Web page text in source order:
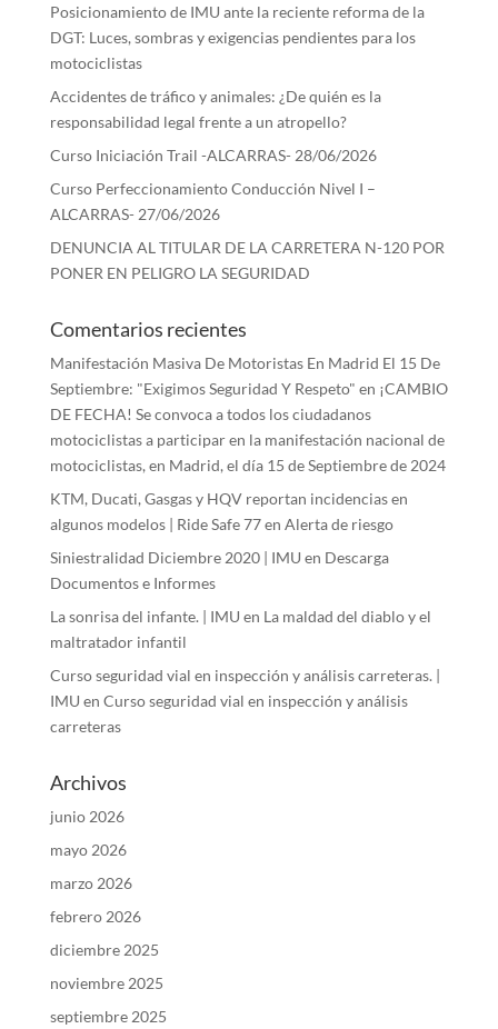
Posicionamiento de IMU ante la reciente reforma de la
DGT: Luces, sombras y exigencias pendientes para los
motociclistas
Accidentes de tráfico y animales: ¿De quién es la
responsabilidad legal frente a un atropello?
Curso Iniciación Trail -ALCARRAS- 28/06/2026
Curso Perfeccionamiento Conducción Nivel I –
ALCARRAS- 27/06/2026
DENUNCIA AL TITULAR DE LA CARRETERA N-120 POR
PONER EN PELIGRO LA SEGURIDAD
Comentarios recientes
Manifestación Masiva De Motoristas En Madrid El 15 De
Septiembre: "Exigimos Seguridad Y Respeto" en ¡CAMBIO
DE FECHA! Se convoca a todos los ciudadanos
motociclistas a participar en la manifestación nacional de
motociclistas, en Madrid, el día 15 de Septiembre de 2024
KTM, Ducati, Gasgas y HQV reportan incidencias en
algunos modelos | Ride Safe 77en Alerta de riesgo
Siniestralidad Diciembre 2020 | IMU en Descarga
Documentos e Informes
La sonrisa del infante. | IMU en La maldad del diablo y el
maltratador infantil
Curso seguridad vial en inspección y análisis carreteras. |
IMU en Curso seguridad vial en inspección y análisis
carreteras
Archivos
junio 2026
mayo 2026
marzo 2026
febrero 2026
diciembre 2025
noviembre 2025
septiembre 2025